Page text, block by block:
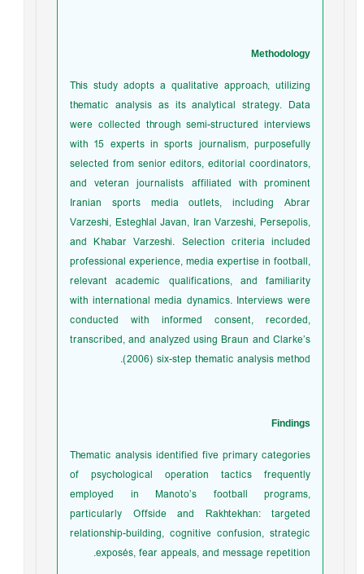
Methodology
This study adopts a qualitative approach, utilizing
thematic analysis as its analytical strategy. Data
were collected through semi-structured interviews
with 15 experts in sports journalism, purposefully
selected from senior editors, editorial coordinators,
and veteran journalists affiliated with prominent
Iranian sports media outlets, including Abrar
Varzeshi, Esteghlal Javan, Iran Varzeshi, Persepolis,
and Khabar Varzeshi. Selection criteria included
professional experience, media expertise in football,
relevant academic qualifications, and familiarity
with international media dynamics. Interviews were
conducted with informed consent, recorded,
transcribed, and analyzed using Braun and Clarke’s
(2006) six-step thematic analysis method.
Findings
Thematic analysis identified five primary categories
of psychological operation tactics frequently
employed in Manoto’s football programs,
particularly Offside and Rakhtekhan: targeted
relationship-building, cognitive confusion, strategic
exposés, fear appeals, and message repetition.